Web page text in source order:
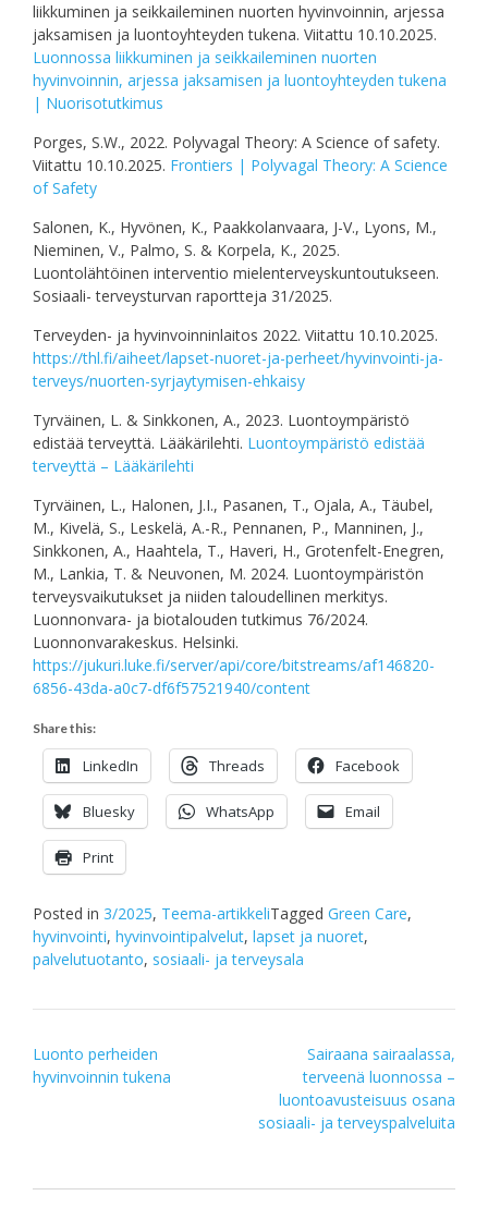
liikkuminen ja seikkaileminen nuorten hyvinvoinnin, arjessa
jaksamisen ja luontoyhteyden tukena. Viitattu 10.10.2025.
Luonnossa liikkuminen ja seikkaileminen nuorten
hyvinvoinnin, arjessa jaksamisen ja luontoyhteyden tukena
| Nuorisotutkimus
Porges, S.W., 2022. Polyvagal Theory: A Science of safety.
Viitattu 10.10.2025. Frontiers | Polyvagal Theory: A Science
of Safety
Salonen, K., Hyvönen, K., Paakkolanvaara, J-V., Lyons, M.,
Nieminen, V., Palmo, S. & Korpela, K., 2025.
Luontolähtöinen interventio mielenterveyskuntoutukseen.
Sosiaali- terveysturvan raportteja 31/2025.
Terveyden- ja hyvinvoinninlaitos 2022. Viitattu 10.10.2025.
https://thl.fi/aiheet/lapset-nuoret-ja-perheet/hyvinvointi-ja-
terveys/nuorten-syrjaytymisen-ehkaisy
Tyrväinen, L. & Sinkkonen, A., 2023. Luontoympäristö
edistää terveyttä. Lääkärilehti. Luontoympäristö edistää
terveyttä – Lääkärilehti
Tyrväinen, L., Halonen, J.I., Pasanen, T., Ojala, A., Täubel,
M., Kivelä, S., Leskelä, A.-R., Pennanen, P., Manninen, J.,
Sinkkonen, A., Haahtela, T., Haveri, H., Grotenfelt-Enegren,
M., Lankia, T. & Neuvonen, M. 2024. Luontoympäristön
terveysvaikutukset ja niiden taloudellinen merkitys.
Luonnonvara- ja biotalouden tutkimus 76/2024.
Luonnonvarakeskus. Helsinki.
https://jukuri.luke.fi/server/api/core/bitstreams/af146820-
6856-43da-a0c7-df6f57521940/content
Share this:
LinkedIn Threads Facebook
Bluesky WhatsApp Email
Print
Posted in 3/2025, Teema-artikkeliTagged Green Care,
hyvinvointi, hyvinvointipalvelut, lapset ja nuoret,
palvelutuotanto, sosiaali- ja terveysala
Post
navigation
Luonto perheiden
hyvinvoinnin tukena
Sairaana sairaalassa,
terveenä luonnossa –
luontoavusteisuus osana
sosiaali- ja terveyspalveluita